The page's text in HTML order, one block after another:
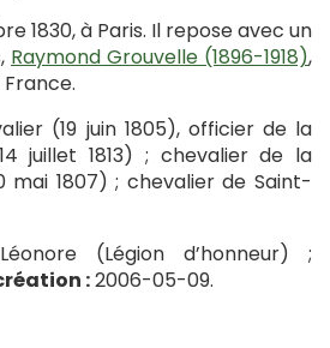
1830, à Paris. Il repose avec un
Raymond Grouvelle (1896-1918),
(19 juin 1805), officier de la
juillet 1813) ; chevalier de la
mai 1807) ; chevalier de Saint-
(Légion d’honneur) ;
:2006-05-09.